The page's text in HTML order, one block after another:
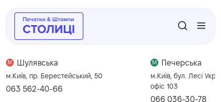
M Шулявська
м.Київ, пр. Берестейський, 50
063 562-40-66
M Печерська
м.Київ, бул. Лесі
офіс 103
066 036-30-78